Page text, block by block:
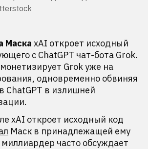
Маска xAI откроет исходный
с ChatGPT чат-бота Grok.
Grok уже на
одновременно обвиняя
ChatGPT в излишней
xAI откроет исходный код
Маск в принадлежащей ему
миллиардер часто обсуждает